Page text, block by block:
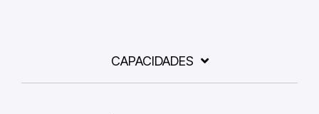
CAPACIDADES